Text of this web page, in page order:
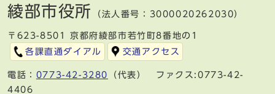
綾部市役所 （法人番号：3000020262030）
〒623-8501 京都府綾部市若竹町8番地の1
各課直通ダイアル
交通アクセス
電話： 0773-42-3280
（代表） ファクス:0773-42-
4406